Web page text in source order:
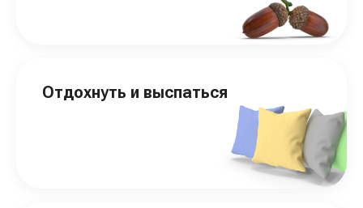
Отдохнуть и выспаться